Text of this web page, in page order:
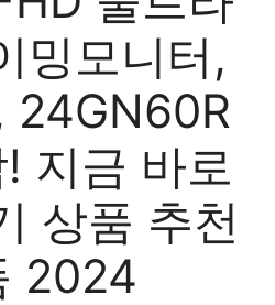
밍모니터,
지금 바로
상품 추천
2024